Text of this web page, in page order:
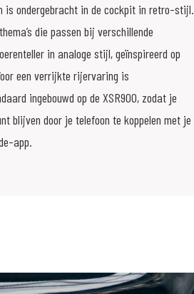
is ondergebracht in de cockpit in retro-stijl.
die passen bij verschillende
in analoge stijl, geïnspireerd op
een verrijkte rijervaring is
ingebouwd op de XSR900, zodat je
blijven door je telefoon te koppelen met je
app.